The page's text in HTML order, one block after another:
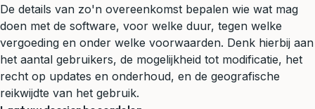
De details van zo'n overeenkomst bepalen wie wat mag
doen met de software, voor welke duur, tegen welke
vergoeding en onder welke voorwaarden. Denk hierbij aan
het aantal gebruikers, de mogelijkheid tot modificatie, het
recht op updates en onderhoud, en de geografische
reikwijdte van het gebruik.